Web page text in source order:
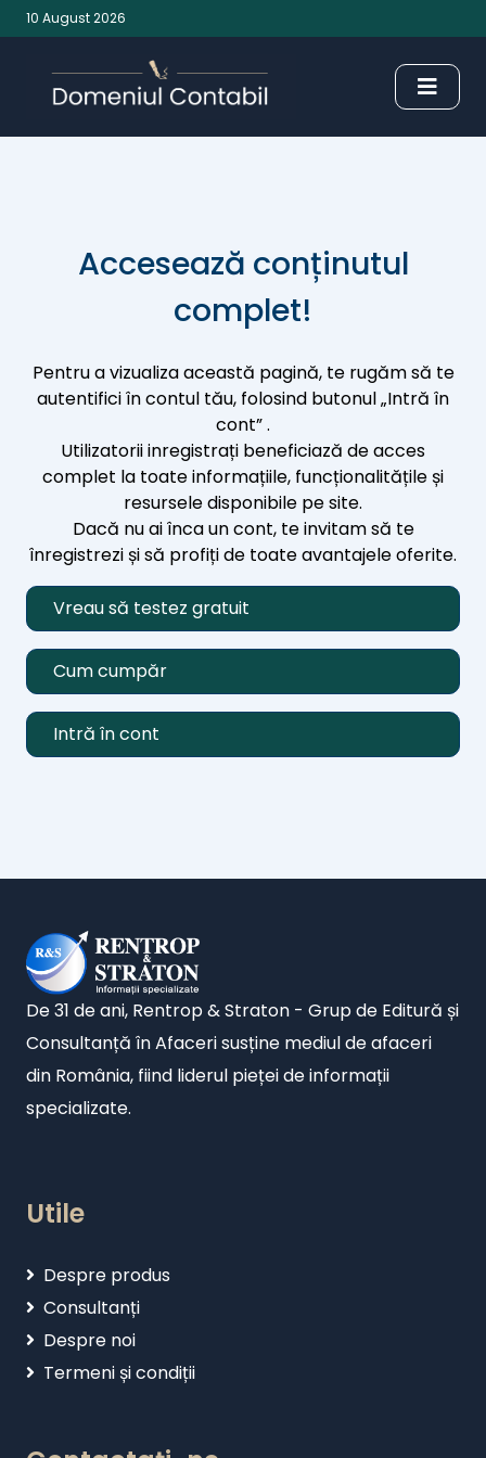
10 August 2026
Accesează conținutul
complet!
Pentru a vizualiza această pagină, te rugăm să te
autentifici în contul tău, folosind butonul „Intră în
cont” .
Utilizatorii inregistrați beneficiază de acces
complet la toate informațiile, funcționalitățile și
resursele disponibile pe site.
Dacă nu ai înca un cont, te invitam să te
înregistrezi și să profiți de toate avantajele oferite.
Vreau să testez gratuit
Cum cumpăr
Intră în cont
De 31 de ani, Rentrop & Straton - Grup de Editură și
Consultanță în Afaceri susține mediul de afaceri
din România, fiind liderul pieței de informații
specializate.
Utile
Despre produs
Consultanți
Despre noi
Termeni și condiții